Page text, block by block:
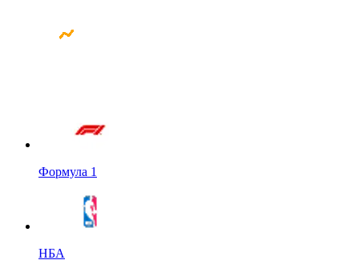
Формула 1
НБА